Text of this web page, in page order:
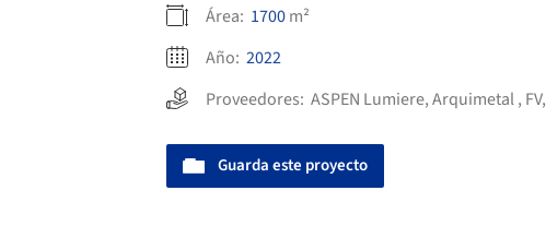
Área: 1700m²
Año: 2022
Proveedores: ASPEN Lumiere,Arquimetal, FV,
Guarda este proyecto